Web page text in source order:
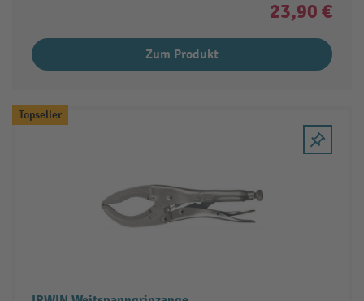
23,90 €
Zum Produkt
Topseller